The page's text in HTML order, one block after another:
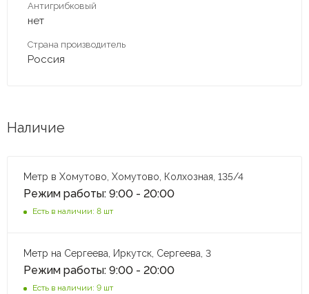
Антигрибковый
нет
Страна производитель
Россия
Наличие
Метр в Хомутово, Хомутово, Колхозная, 135/4
Режим работы: 9:00 - 20:00
Есть в наличии: 8 шт
Метр на Сергеева, Иркутск, Сергеева, 3
Режим работы: 9:00 - 20:00
Есть в наличии: 9 шт